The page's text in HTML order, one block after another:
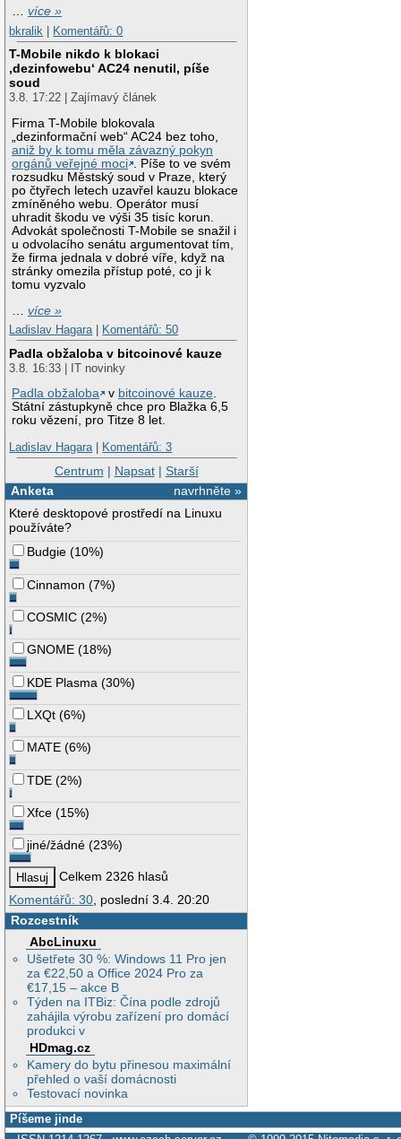
…více »
bkralik | Komentářů: 0
T-Mobile nikdo k blokaci
‚dezinfowebu‘ AC24 nenutil, píše
soud
3.8. 17:22 | Zajímavý článek
Firma T-Mobile blokovala
„dezinformační web“ AC24 bez toho,
aniž by k tomu měla závazný pokyn
orgánů veřejné moci
. Píše to ve svém
rozsudku Městský soud v Praze, který
po čtyřech letech uzavřel kauzu blokace
zmíněného webu. Operátor musí
uhradit škodu ve výši 35 tisíc korun.
Advokát společnosti T-Mobile se snažil i
u odvolacího senátu argumentovat tím,
že firma jednala v dobré víře, když na
stránky omezila přístup poté, co ji k
tomu vyzvalo
…více »
Ladislav Hagara| Komentářů: 50
Padla obžaloba v bitcoinové kauze
3.8. 16:33 | IT novinky
Padla obžaloba
v bitcoinové kauze.
Státní zástupkyně chce pro Blažka 6,5
roku vězení, pro Titze 8 let.
Ladislav Hagara| Komentářů: 3
Centrum | Napsat| Starší
navrhněte »
Anketa
Které desktopové prostředí na Linuxu
používáte?
Budgie (10%)
Cinnamon (7%)
COSMIC (2%)
GNOME (18%)
KDE Plasma (30%)
LXQt (6%)
MATE (6%)
TDE (2%)
Xfce (15%)
jiné/žádné (23%)
Celkem 2326 hlasů
Komentářů: 30 , poslední 3.4. 20:20
Rozcestník
AbcLinuxu
Ušetřete 30 %: Windows 11 Pro jen
za €22,50 a Office 2024 Pro za
€17,15 – akce B
Týden na ITBiz: Čína podle zdrojů
zahájila výrobu zařízení pro domácí
produkci v
HDmag.cz
Kamery do bytu přinesou maximální
přehled o vaší domácnosti
Testovací novinka
Píšeme jinde